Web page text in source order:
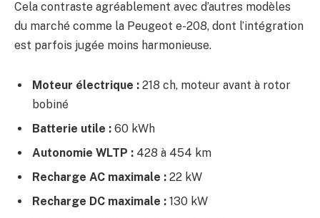
Cela contraste agréablement avec d’autres modèles
du marché comme la Peugeot e-208, dont l’intégration
est parfois jugée moins harmonieuse.
Moteur électrique : 218 ch, moteur avant à rotor
bobiné
Batterie utile : 60 kWh
Autonomie WLTP : 428 à 454 km
Recharge AC maximale : 22 kW
Recharge DC maximale : 130 kW